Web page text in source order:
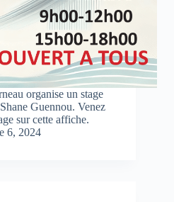
organise un stage
Guennou. Venez
sur cette affiche.
6, 2024